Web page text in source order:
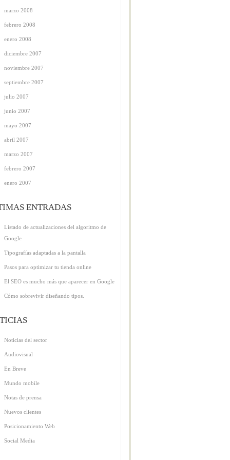
marzo 2008
febrero 2008
enero 2008
diciembre 2007
noviembre 2007
septiembre 2007
julio 2007
junio 2007
mayo 2007
abril 2007
marzo 2007
febrero 2007
enero 2007
ENTRADAS
Listado de actualizaciones del algoritmo de
Google
Tipografías adaptadas a la pantalla
Pasos para optimizar tu tienda online
El SEO es mucho más que aparecer en Google
Cómo sobrevivir diseñando tipos.
Noticias del sector
Audiovisual
En Breve
Mundo mobile
Notas de prensa
Nuevos clientes
Posicionamiento Web
Social Media